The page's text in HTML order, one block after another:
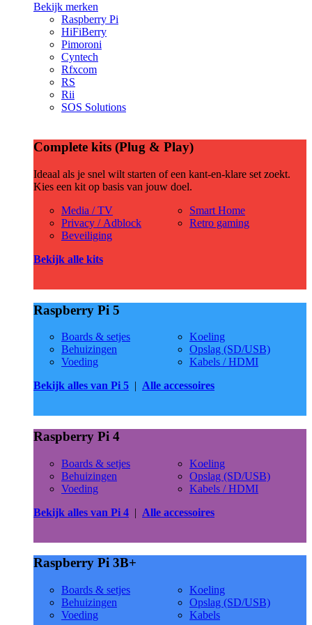
Bekijk merken
Raspberry Pi
HiFiBerry
Pimoroni
Cyntech
Rfxcom
RS
Rii
SOS Solutions
Complete kits (Plug & Play)
Ideaal als je snel wilt starten of een kant-en-klare set zoekt.
Kies een kit op basis van jouw doel.
Media / TV
Privacy / Adblock
Beveiliging
Smart Home
Retro gaming
Bekijk alle kits
Raspberry Pi 5
Boards & setjes
Behuizingen
Voeding
Koeling
Opslag (SD/USB)
Kabels / HDMI
Bekijk alles van Pi 5 | Alle accessoires
Raspberry Pi 4
Boards & setjes
Behuizingen
Voeding
Koeling
Opslag (SD/USB)
Kabels / HDMI
Bekijk alles van Pi 4 | Alle accessoires
Raspberry Pi 3B+
Boards & setjes
Behuizingen
Voeding
Koeling
Opslag (SD/USB)
Kabels